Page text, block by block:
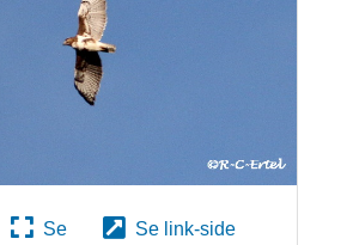
Se
Se link-side